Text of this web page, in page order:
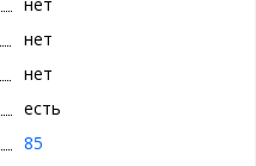
нет
нет
нет
есть
85